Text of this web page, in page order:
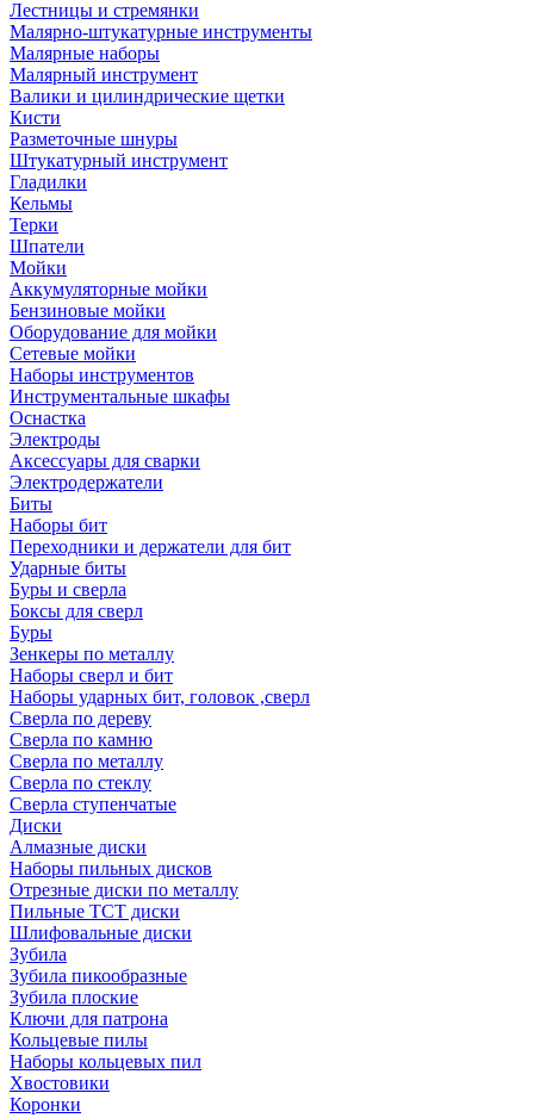
Лестницы и стремянки
Малярно-штукатурные инструменты
Малярные наборы
Малярный инструмент
Валики и цилиндрические щетки
Кисти
Разметочные шнуры
Штукатурный инструмент
Гладилки
Кельмы
Терки
Шпатели
Мойки
Аккумуляторные мойки
Бензиновые мойки
Оборудование для мойки
Сетевые мойки
Наборы инструментов
Инструментальные шкафы
Оснастка
Электроды
Аксессуары для сварки
Электродержатели
Биты
Наборы бит
Переходники и держатели для бит
Ударные биты
Буры и сверла
Боксы для сверл
Буры
Зенкеры по металлу
Наборы сверл и бит
Наборы ударных бит, головок ,сверл
Сверла по дереву
Сверла по камню
Сверла по металлу
Сверла по стеклу
Сверла ступенчатые
Диски
Алмазные диски
Наборы пильных дисков
Отрезные диски по металлу
Пильные TCT диски
Шлифовальные диски
Зубила
Зубила пикообразные
Зубила плоские
Ключи для патрона
Кольцевые пилы
Наборы кольцевых пил
Хвостовики
Коронки